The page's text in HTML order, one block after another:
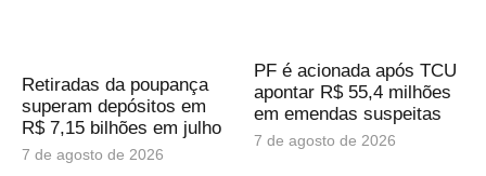
Retiradas da poupança
superam depósitos em
R$ 7,15 bilhões em julho
7 de agosto de 2026
PF é acionada após TCU
apontar R$ 55,4 milhões
em emendas suspeitas
7 de agosto de 2026